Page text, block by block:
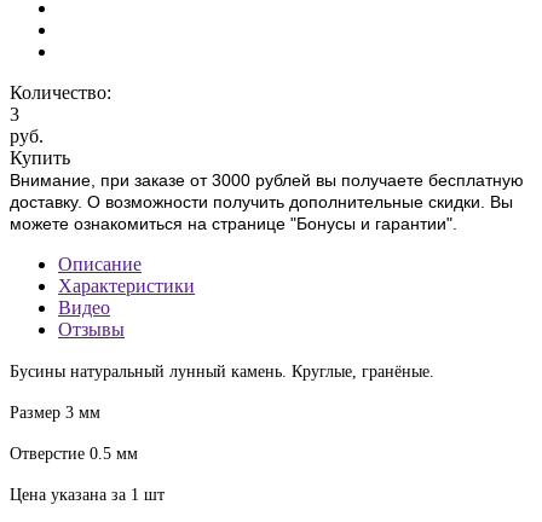
Количество:
3
руб.
Купить
Внимание, при заказе от 3000 рублей вы получаете бесплатную
доставку. О возможности получить дополнительные скидки. Вы
можете ознакомиться на странице "Бонусы и гарантии".
Описание
Характеристики
Видео
Отзывы
Бусины натуральный лунный камень. Круглые, гранёные.
Размер 3 мм
Отверстие 0.5 мм
Цена указана за 1 шт